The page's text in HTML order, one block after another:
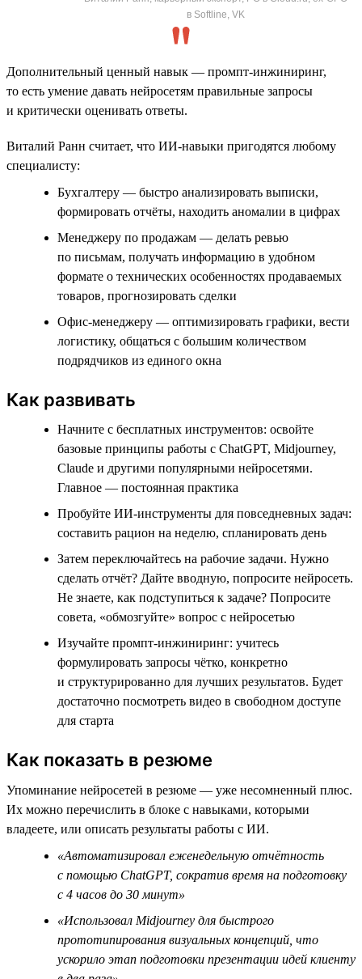
в Softline, VK
Дополнительный ценный навык — промпт-инжиниринг,
то есть умение давать нейросетям правильные запросы
и критически оценивать ответы.
Виталий Ранн считает, что ИИ-навыки пригодятся любому
специалисту:
Бухгалтеру — быстро анализировать выписки,
формировать отчёты, находить аномалии в цифрах
Менеджеру по продажам — делать ревью
по письмам, получать информацию в удобном
формате о технических особенностях продаваемых
товаров, прогнозировать сделки
Офис-менеджеру — оптимизировать графики, вести
логистику, общаться с большим количеством
подрядчиков из единого окна
Как развивать
Начните с бесплатных инструментов: освойте
базовые принципы работы с ChatGPT, Midjourney,
Claude и другими популярными нейросетями.
Главное — постоянная практика
Пробуйте ИИ-инструменты для повседневных задач:
составить рацион на неделю, спланировать день
Затем переключайтесь на рабочие задачи. Нужно
сделать отчёт? Дайте вводную, попросите нейросеть.
Не знаете, как подступиться к задаче? Попросите
совета, «обмозгуйте» вопрос с нейросетью
Изучайте промпт-инжиниринг: учитесь
формулировать запросы чётко, конкретно
и структурированно для лучших результатов. Будет
достаточно посмотреть видео в свободном доступе
для старта
Как показать в резюме
Упоминание нейросетей в резюме — уже несомненный плюс.
Их можно перечислить в блоке с навыками, которыми
владеете, или описать результаты работы с ИИ.
«Автоматизировал еженедельную отчётность
с помощью ChatGPT, сократив время на подготовку
с 4 часов до 30 минут»
«Использовал Midjourney для быстрого
прототипирования визуальных концепций, что
ускорило этап подготовки презентации идей клиенту